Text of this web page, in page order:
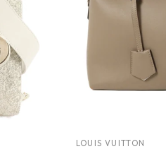
LOUIS VUITTON